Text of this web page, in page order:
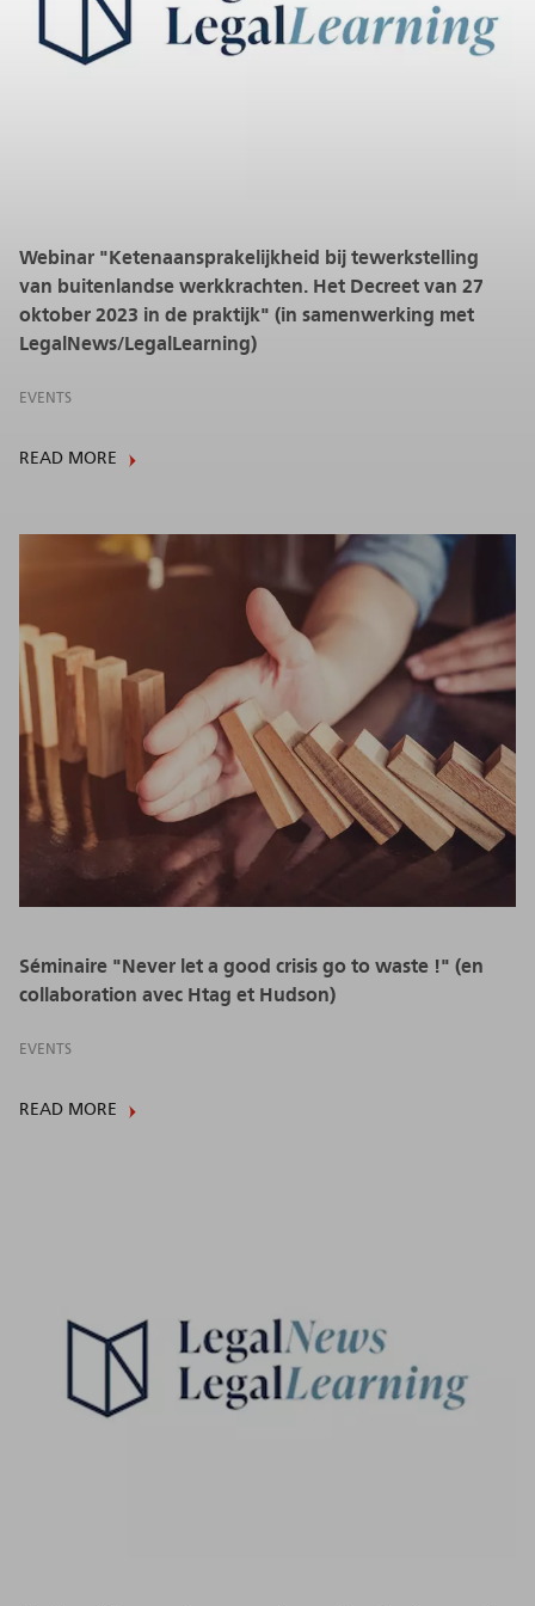
Webinar "Ketenaansprakelijkheid bij tewerkstelling
van buitenlandse werkkrachten. Het Decreet van 27
oktober 2023 in de praktijk" (in samenwerking met
LegalNews/LegalLearning)
EVENTS
READ MORE
Séminaire "Never let a good crisis go to waste !" (en
collaboration avec Htag et Hudson)
EVENTS
READ MORE